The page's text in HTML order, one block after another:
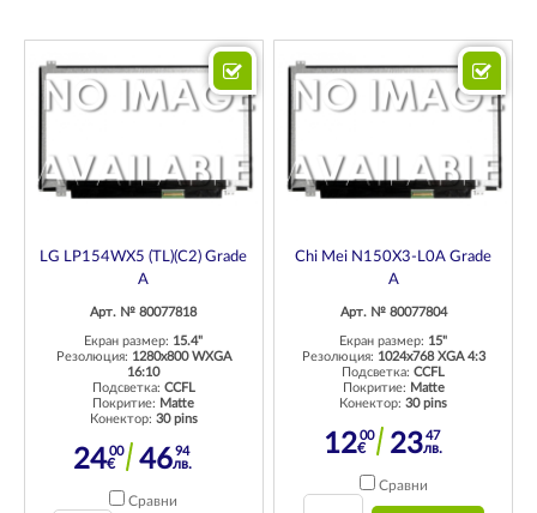
LG LP154WX5 (TL)(C2) Grade
A
Арт. № 80077818
Екран размер: 15.4"
Резолюция: 1280x800 WXGA
16:10
Подсветка: CCFL
Покритие: Matte
Конектор: 30 pins
2400
€ 4694
лв.
Сравни
Chi Mei N150X3-L0A Grade
A
Арт. № 80077804
Екран размер: 15"
Резолюция: 1024x768 XGA 4:3
Подсветка:CCFL
Покритие: Matte
Конектор:30 pins
1200
€ 2347
лв.
Сравни